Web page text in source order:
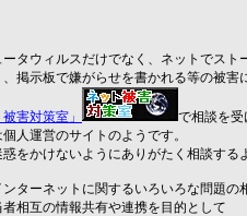
ータウィルスだけでなく、ネットでスト
、掲示板で嫌がらせを書かれる等の被害
害対策室」
で相談を
人運営のサイトのようです。
惑をかけないようにありがたく相談する
ンターネットに関するいろいろな問題の
相互の情報共有や連携を目的として